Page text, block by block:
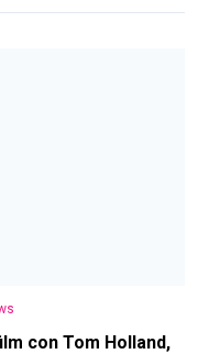
con Tom Holland,